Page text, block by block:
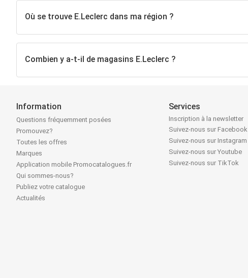
Où se trouve E.Leclerc dans ma région ?
Combien y a-t-il de magasins E.Leclerc ?
Information
Questions fréquemment posées
Promouvez?
Toutes les offres
Marques
Application mobile Promocatalogues.fr
Qui sommes-nous?
Publiez votre catalogue
Actualités
Services
Inscription à la newsletter
Suivez-nous sur Facebook
Suivez-nous sur Instagram
Suivez-nous sur Youtube
Suivez-nous sur TikTok